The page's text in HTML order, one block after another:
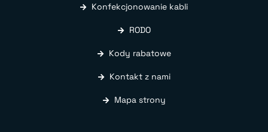
Konfekcjonowanie kabli
RODO
Kody rabatowe
Kontakt z nami
Mapa strony